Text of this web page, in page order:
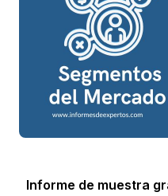
Informe de muestra